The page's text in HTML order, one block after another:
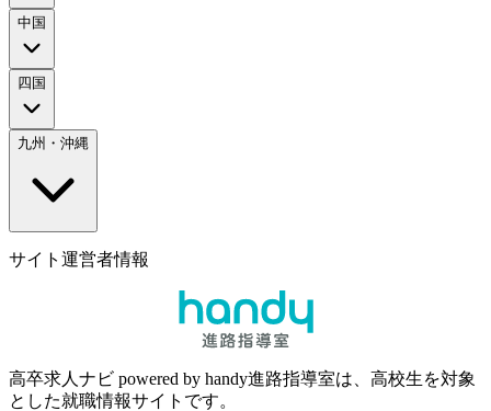
中国
四国
九州・沖縄
サイト運営者情報
高卒求人ナビ powered by handy進路指導室は、高校生を対象
とした就職情報サイトです。